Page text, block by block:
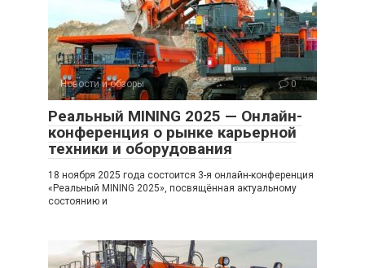
Новости и обзоры 0
Реальный MINING 2025 — Онлайн-
конференция о рынке карьерной
техники и оборудования
18 ноября 2025 года состоится 3-я онлайн-конференция
«Реальный MINING 2025», посвящённая актуальному
состоянию и